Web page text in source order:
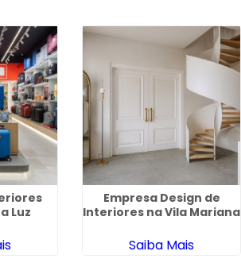
Luz
Empresa Design de
Interiores na Vila Mariana
Saiba Mais